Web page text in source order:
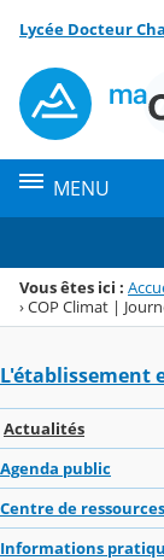
Menu de la
Contenu
Lycée Docteur
MENU
Vous êtes ici :
›COP Climat |
L'établissement
Actualités
Agenda public
Centre de ressources
Informations